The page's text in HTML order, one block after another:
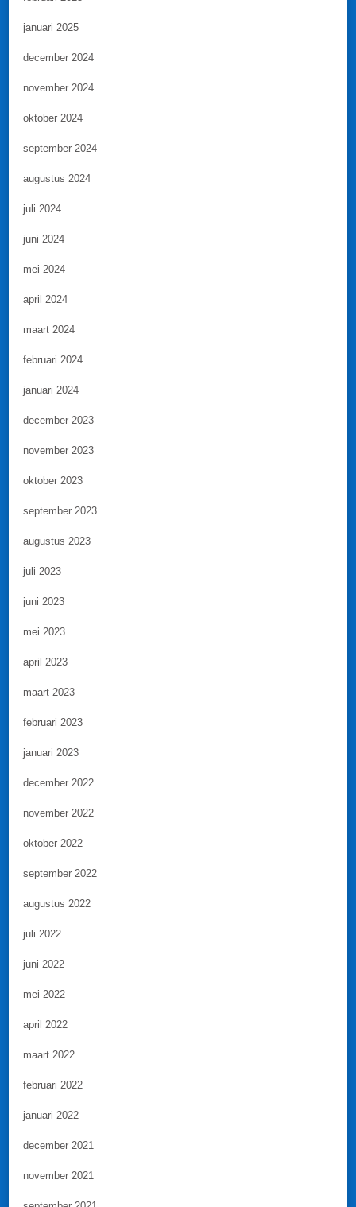
januari 2025
december 2024
november 2024
oktober 2024
september 2024
augustus 2024
juli 2024
juni 2024
mei 2024
april 2024
maart 2024
februari 2024
januari 2024
december 2023
november 2023
oktober 2023
september 2023
augustus 2023
juli 2023
juni 2023
mei 2023
april 2023
maart 2023
februari 2023
januari 2023
december 2022
november 2022
oktober 2022
september 2022
augustus 2022
juli 2022
juni 2022
mei 2022
april 2022
maart 2022
februari 2022
januari 2022
december 2021
november 2021